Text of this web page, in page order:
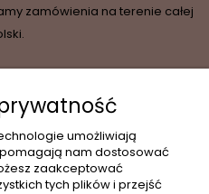
zamówienia na terenie całej
umożliwiają
nam dostosować
zaakceptować
tych plików i przejść